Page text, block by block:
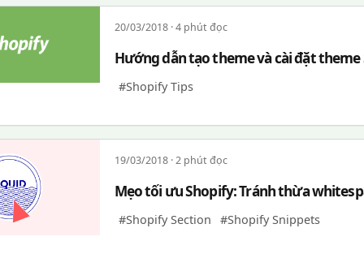
20/03/2018 · 4 phút đọc
Hướng dẫn tạo theme và cài đặt theme
#Shopify Tips
19/03/2018 · 2 phút đọc
Mẹo tối ưu Shopify: Tránh thừa
#Shopify Section #Shopify Snippets